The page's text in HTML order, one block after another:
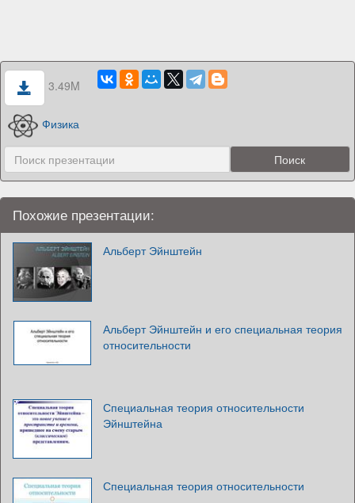
3.49M
Физика
Похожие презентации:
Альберт Эйнштейн
Альберт Эйнштейн и его специальная теория
относительности
Специальная теория относительности
Эйнштейна
Специальная теория относительности